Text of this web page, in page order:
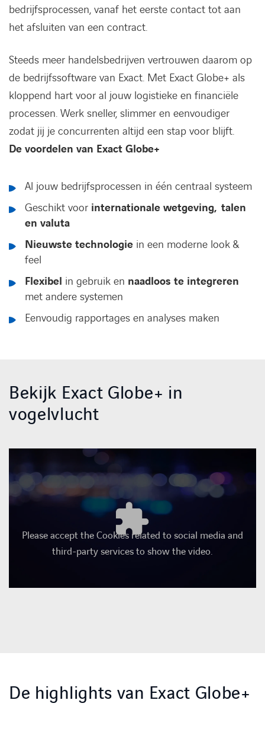
bedrijfsprocessen, vanaf het eerste contact tot aan
het afsluiten van een contract.
Steeds meer handelsbedrijven vertrouwen daarom op
de bedrijfssoftware van Exact. Met Exact Globe+ als
kloppend hart voor al jouw logistieke en financiële
processen. Werk sneller, slimmer en eenvoudiger
zodat jij je concurrenten altijd een stap voor blijft.
De voordelen van Exact Globe+
Al jouw bedrijfsprocessen in één centraal systeem
Geschikt voor internationale wetgeving, talen
en valuta
Nieuwste technologie in een moderne look &
feel
Flexibel in gebruik en naadloos te integreren
met andere systemen
Eenvoudig rapportages en analyses maken
Bekijk Exact Globe+ in
vogelvlucht
Please accept the Cookies related to social media and
third-party services to show the video.
De highlights van Exact Globe+